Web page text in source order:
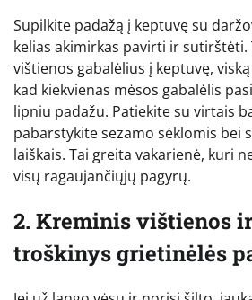
Supilkite padažą į keptuvę su
kelias akimirkas pavirti ir
vištienos gabalėlius į keptuvę,
kad kiekvienas mėsos gabalėlis
lipniu padažu. Patiekite su virtais
pabarstykite sezamo sėklomis bei
laiškais. Tai greita vakarienė, kuri
visų ragaujančiųjų pagyrų.
2. Kreminis vištienos
troškinys grietinėlės